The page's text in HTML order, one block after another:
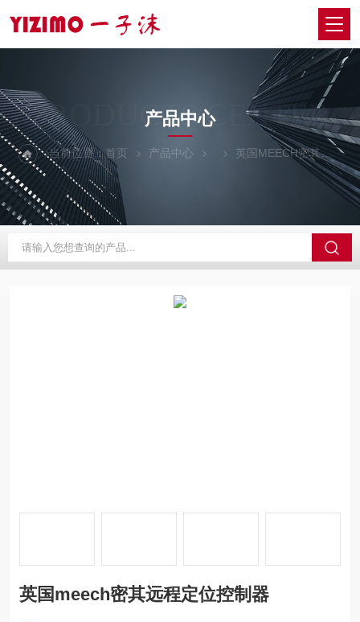
PRODUCTS CENTER
产品中心
当前位置：首页 产品中心 英国MEECH密其
英国meech密其远程定位控制器